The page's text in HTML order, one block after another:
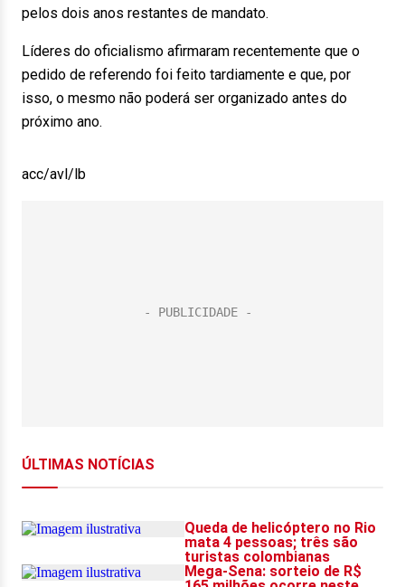
pelos dois anos restantes de mandato.
Líderes do oficialismo afirmaram recentemente que o
pedido de referendo foi feito tardiamente e que, por
isso, o mesmo não poderá ser organizado antes do
próximo ano.
acc/avl/lb